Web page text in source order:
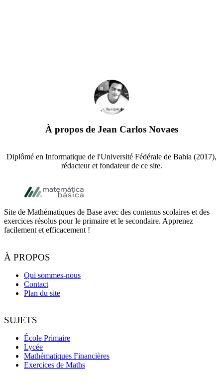
À propos de Jean Carlos Novaes
Diplômé en Informatique de l'Université Fédérale de Bahia (2017),
rédacteur et fondateur de ce site.
Pied de page
Site de Mathématiques de Base avec des contenus scolaires et des
exercices résolus pour le primaire et le secondaire. Apprenez
facilement et efficacement !
À PROPOS
Qui sommes-nous
Contact
Plan du site
SUJETS
École Primaire
Lycée
Mathématiques Financières
Exercices de Maths